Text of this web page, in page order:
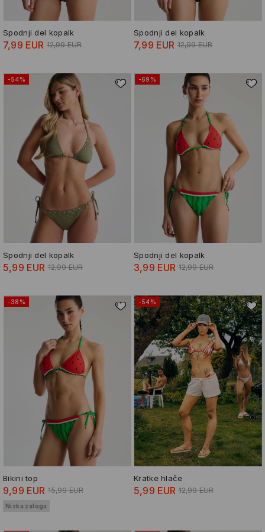
Spodnji del kopalk
7,99 EUR 12,99 EUR
Spodnji del kopalk
7,99 EUR 12,99 EUR
-54%
Spodnji del kopalk
5,99 EUR 12,99 EUR
-69%
Spodnji del kopalk
3,99 EUR 12,99 EUR
-38%
Bikini top
9,99 EUR 15,99 EUR
Nizka zaloga
-54%
Kratke hlače
5,99 EUR 12,99 EUR